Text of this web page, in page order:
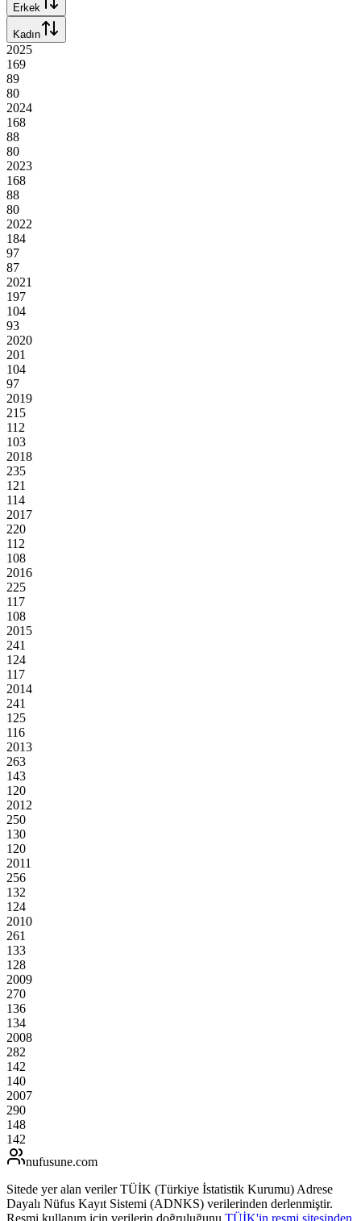
Erkek
Kadın
2025
169
89
80
2024
168
88
80
2023
168
88
80
2022
184
97
87
2021
197
104
93
2020
201
104
97
2019
215
112
103
2018
235
121
114
2017
220
112
108
2016
225
117
108
2015
241
124
117
2014
241
125
116
2013
263
143
120
2012
250
130
120
2011
256
132
124
2010
261
133
128
2009
270
136
134
2008
282
142
140
2007
290
148
142
nufusune.com
Sitede yer alan veriler TÜİK (Türkiye İstatistik Kurumu) Adrese
Dayalı Nüfus Kayıt Sistemi (ADNKS) verilerinden derlenmiştir.
Resmi kullanım için verilerin doğruluğunu TÜİK'in resmi sitesinden